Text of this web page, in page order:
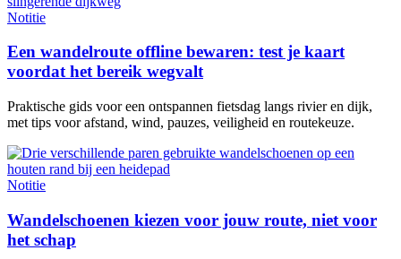
Notitie
Een wandelroute offline bewaren: test je kaart
voordat het bereik wegvalt
Praktische gids voor een ontspannen fietsdag langs rivier en dijk,
met tips voor afstand, wind, pauzes, veiligheid en routekeuze.
Notitie
Wandelschoenen kiezen voor jouw route, niet voor
het schap